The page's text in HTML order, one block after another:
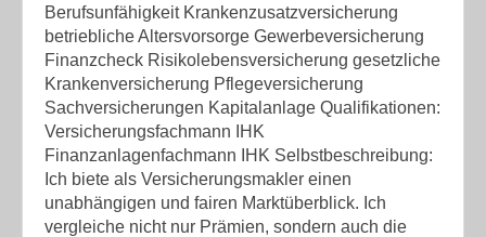
Berufsunfähigkeit Krankenzusatzversicherung
betriebliche Altersvorsorge Gewerbeversicherung
Finanzcheck Risikolebensversicherung gesetzliche
Krankenversicherung Pflegeversicherung
Sachversicherungen Kapitalanlage Qualifikationen:
Versicherungsfachmann IHK
Finanzanlagenfachmann IHK Selbstbeschreibung:
Ich biete als Versicherungsmakler einen
unabhängigen und fairen Marktüberblick. Ich
vergleiche nicht nur Prämien, sondern auch die